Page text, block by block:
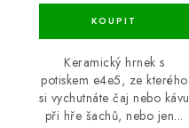
Keramický hrnek s
potiskem e4e5, ze kterého
si vychutnáte čaj nebo kávu
při hře šachů, nebo jen...